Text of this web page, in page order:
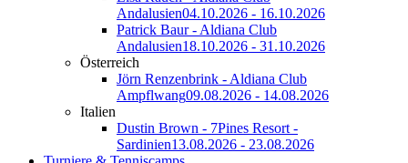
Andalusien04.10.2026 - 16.10.2026
Patrick Baur - Aldiana Club
Andalusien18.10.2026 - 31.10.2026
Österreich
Jörn Renzenbrink - Aldiana Club
Ampflwang09.08.2026 - 14.08.2026
Italien
Dustin Brown - 7Pines Resort -
Sardinien13.08.2026 - 23.08.2026